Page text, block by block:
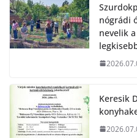
nógrádi
nevelik
Keresik